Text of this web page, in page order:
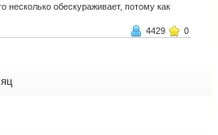
несколько обескураживает, потому как
4429 0